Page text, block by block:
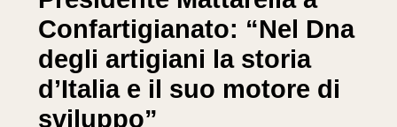
Confartigianato: “Nel Dna
degli artigiani la storia
d’Italia e il suo motore di
sviluppo”